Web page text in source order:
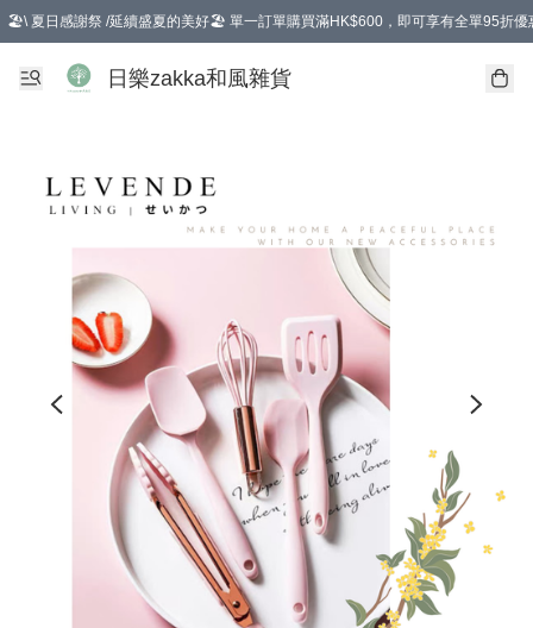
🏖️\ 夏日感謝祭 /延續盛夏的美好🏖️ 單一訂單購買滿HK$600，即可享有全單95折優
選擇GoGoX住宅/工商地址配送，單一訂單消費購物滿HK$680(折扣後），可享有
日樂zakka和風雜貨